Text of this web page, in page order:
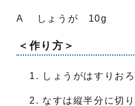
A しょうが 10g
＜作り方＞
しょうがはすりお
なすは縦半分に切